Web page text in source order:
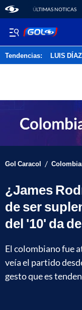
ÚLTIMAS NOTICAS
Tendencias: LUIS DÍAZ
Gol Caracol /
¿James
de ser
del '10' da
El colombiano fue
veía el partido
gesto que es